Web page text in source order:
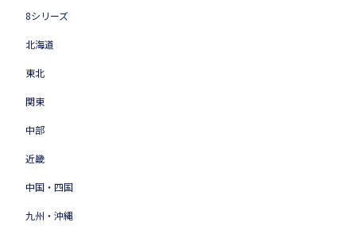
8シリーズ
北海道
東北
関東
中部
近畿
中国・四国
九州・沖縄